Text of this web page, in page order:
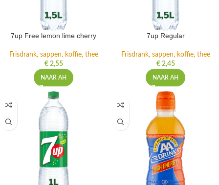
7up Free lemon lime cherry
Frisdrank, sappen, koffie, thee
€2,55
NAAR AH
7up Regular
Frisdrank, sappen, koffie, thee
€2,45
NAAR AH